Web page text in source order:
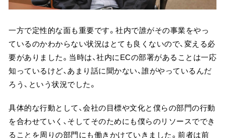
一方で定性的な面も重要です。社内で誰がその事業をやっ
ているのかわからない状況はとても良くないので、変える必
要がありました。当時は、社内にECの部署があることは一応
知っているけど、あまり話に聞かない、誰がやっているんだ
ろう、という状況でした。
具体的な行動として、会社の目標や文化と僕らの部門の行動
を合わせていく、そしてそのためにも僕らのリソースででき
ることを周りの部門にも働きかけていきました。前者は前